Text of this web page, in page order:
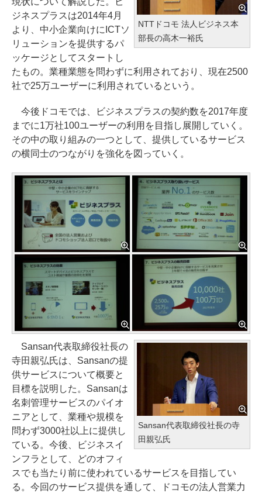
NTTドコモ 法人ビジネス本
部長の高木一裕氏
ジネスプラスは2014年4月
より、中小企業向けにICTソ
リューションを提供するパ
ッケージとしてスタートし
たもの。業種業態を問わずに利用されており、現在2500
社で25万ユーザーに利用されているという。
今後ドコモでは、ビジネスプラスの契約数を2017年度
までに1万社100ユーザーの利用を目指し展開していく。
その中の取り組みの一つとして、提供しているサービス
の横同士のつながりを強化を図っていく。
Sansan代表取締役社長の寺
田親弘氏
Sansan代表取締役社長の
寺田親弘氏は、Sansanの提
供サービスについて概要と
目標を説明した。Sansanは
名刺管理サービスのパイオ
ニアとして、業種や規模を
問わず3000社以上に提供し
ている。今後、ビジネスイ
ンフラとして、どのオフィ
スでも当たり前に使われているサービスを目指してい
る。今回のサービス提供を通して、ドコモの法人営業力